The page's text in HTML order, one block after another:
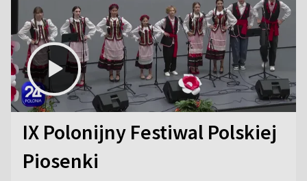
IX Polonijny Festiwal Polskiej
Piosenki